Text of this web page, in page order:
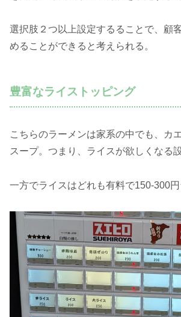
選択肢２つ以上設定するることで、顧
めることができると考えられる。
豊富なライストッピング
こちらのラーメンは家系の中でも、カ
スープ。つまり、ライスが欲しくなる設
一方でライスはどれも有料で150-300円